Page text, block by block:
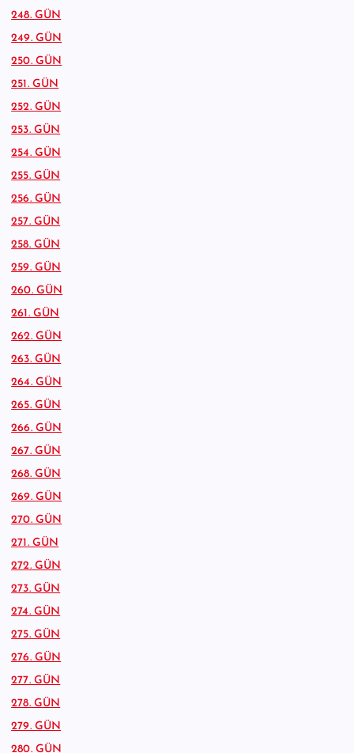
248. GÜN
249. GÜN
250. GÜN
251. GÜN
252. GÜN
253. GÜN
254. GÜN
255. GÜN
256. GÜN
257. GÜN
258. GÜN
259. GÜN
260. GÜN
261. GÜN
262. GÜN
263. GÜN
264. GÜN
265. GÜN
266. GÜN
267. GÜN
268. GÜN
269. GÜN
270. GÜN
271. GÜN
272. GÜN
273. GÜN
274. GÜN
275. GÜN
276. GÜN
277. GÜN
278. GÜN
279. GÜN
280. GÜN